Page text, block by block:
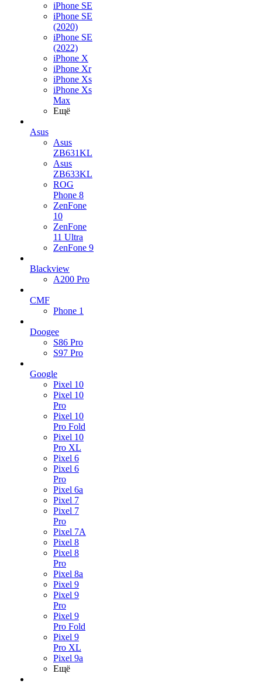
iPhone SE
iPhone SE
(2020)
iPhone SE
(2022)
iPhone X
iPhone Xr
iPhone Xs
iPhone Xs
Max
Ещё
Asus
Asus
ZB631KL
Asus
ZB633KL
ROG
Phone 8
ZenFone
10
ZenFone
11 Ultra
ZenFone 9
Blackview
A200 Pro
CMF
Phone 1
Doogee
S86 Pro
S97 Pro
Google
Pixel 10
Pixel 10
Pro
Pixel 10
Pro Fold
Pixel 10
Pro XL
Pixel 6
Pixel 6
Pro
Pixel 6a
Pixel 7
Pixel 7
Pro
Pixel 7A
Pixel 8
Pixel 8
Pro
Pixel 8a
Pixel 9
Pixel 9
Pro
Pixel 9
Pro Fold
Pixel 9
Pro XL
Pixel 9a
Ещё